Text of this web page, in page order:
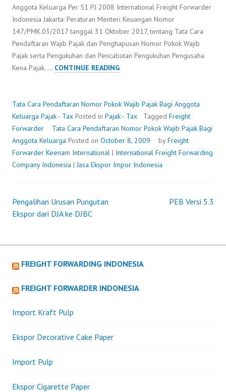
Anggota Keluarga Per 51 PJ 2008 International Freight Forwarder
Indonesia Jakarta: Peraturan Menteri Keuangan Nomor
147/PMK.03/2017 tanggal 31 Oktober 2017, tentang Tata Cara
Pendaftaran Wajib Pajak dan Penghapusan Nomor Pokok Wajib
Pajak serta Pengukuhan dan Pencabutan Pengukuhan Pengusaha
Kena Pajak. … CONTINUE READINGTATA
NOMOR
POKOK
WAJIB
PAJAK
BAGI
ANGGOTA
Tata Cara Pendaftaran Nomor Pokok Wajib Pajak Bagi Anggota
Keluarga Pajak - Tax Posted in Pajak - Tax Tagged Freight
Forwarder
Tata Cara Pendaftaran Nomor Pokok Wajib Pajak Bagi
Anggota Keluarga Posted on October 8, 2009 byFreight
Forwarder Keenam International | International Freight Forwarding
Company Indonesia |Jasa Ekspor Impor Indonesia
Post
Pengalihan Urusan Pungutan
Ekspor dari DJA ke DJBC
PEB Versi 5.3
FREIGHT FORWARDING INDONESIA
FREIGHT FORWARDER INDONESIA
Import Kraft Pulp
Ekspor Decorative Cake Paper
Import Pulp
Ekspor Cigarette Paper